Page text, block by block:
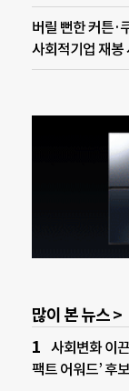
버릴 뻔한 커튼·
사회적기업 재봉
많이 본 뉴스 >
사회변화 이
팩트 어워드’ 후